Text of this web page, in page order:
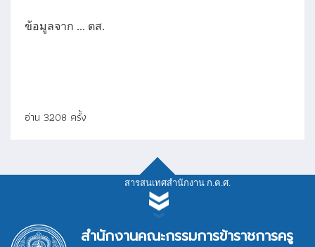
ข้อมูลจาก ... ตส.
อ่าน 3208 ครั้ง
สารสนเทศสำนักงาน ก.ค.ศ.
สารสนเทศสำนักงาน ก.ค.ศ.
สำนักงานคณะกรรมการข้าราชการครู